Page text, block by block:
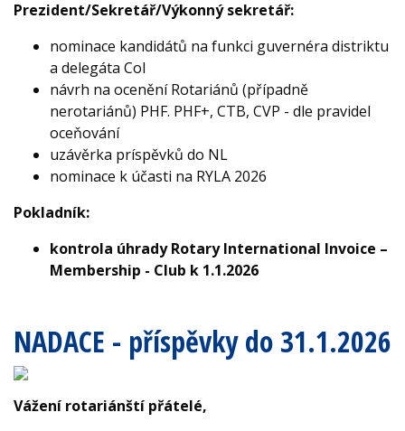
Prezident/Sekretář/Výkonný sekretář:
nominace kandidátů na funkci guvernéra distriktu
a delegáta Col
návrh na ocenění Rotariánů (případně
nerotariánů) PHF. PHF+, CTB, CVP - dle pravidel
oceňování
uzávěrka príspěvků do NL
nominace k účasti na RYLA 2026
Pokladník:
kontrola úhrady Rotary International Invoice –
Membership - Club k 1.1.2026
NADACE - příspěvky do 31.1.2026
Vážení rotariánští přátelé,